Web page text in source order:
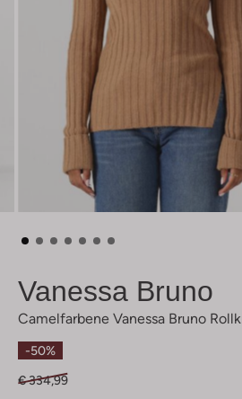
Vanessa Bruno
Camelfarbene Vanessa Bruno
-50%
€ 334,99